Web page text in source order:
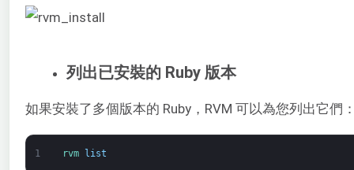
列出已安裝的 Ruby 版本
如果安裝了多個版本的 Ruby，RVM 可以為您列出它們
1 rvm list